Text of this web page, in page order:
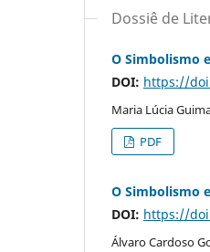
Dossiê de
O Simbolismo
DOI: https://
Maria Lúcia
PDF
O Simbolismo
DOI: https://
Álvaro Cardoso